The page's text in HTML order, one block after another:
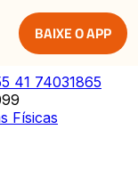
BAIXE O APP
41 74031865
Físicas